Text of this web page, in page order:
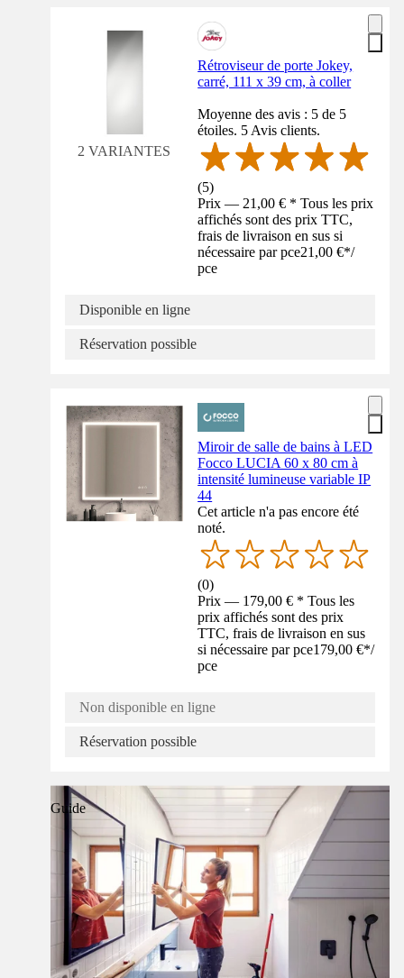
2 VARIANTES
Rétroviseur de porte Jokey,
carré, 111 x 39 cm, à coller
Moyenne des avis : 5 de 5
étoiles. 5 Avis clients.
(5)
Prix — 21,00 € * Tous les prix
affichés sont des prix TTC,
frais de livraison en sus si
nécessaire par pce21,00 €*/
pce
Disponible en ligne
Réservation possible
Miroir de salle de bains à LED
Focco LUCIA 60 x 80 cm à
intensité lumineuse variable IP
44
Cet article n'a pas encore été
noté.
(0)
Prix — 179,00 € * Tous les
prix affichés sont des prix
TTC, frais de livraison en sus
si nécessaire par pce179,00 €*/
pce
Non disponible en ligne
Réservation possible
Guide